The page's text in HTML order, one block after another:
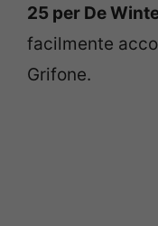
25 per De
facilmente
Grifone.